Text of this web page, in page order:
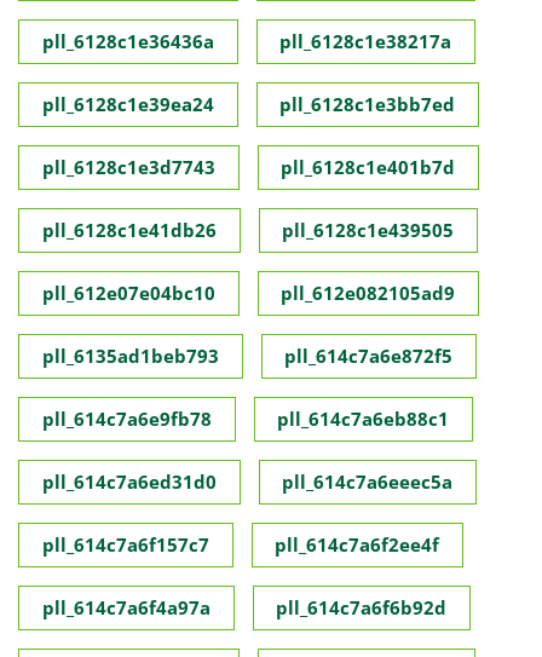
pll_6128c1e36436a pll_6128c1e38217a
pll_6128c1e39ea24 pll_6128c1e3bb7ed
pll_6128c1e3d7743 pll_6128c1e401b7d
pll_6128c1e41db26 pll_6128c1e439505
pll_612e07e04bc10 pll_612e082105ad9
pll_6135ad1beb793 pll_614c7a6e872f5
pll_614c7a6e9fb78 pll_614c7a6eb88c1
pll_614c7a6ed31d0 pll_614c7a6eeec5a
pll_614c7a6f157c7 pll_614c7a6f2ee4f
pll_614c7a6f4a97a pll_614c7a6f6b92d